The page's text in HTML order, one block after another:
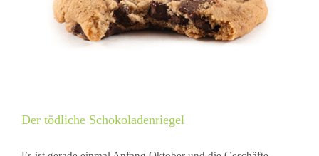
Der tödliche Schokoladenriegel